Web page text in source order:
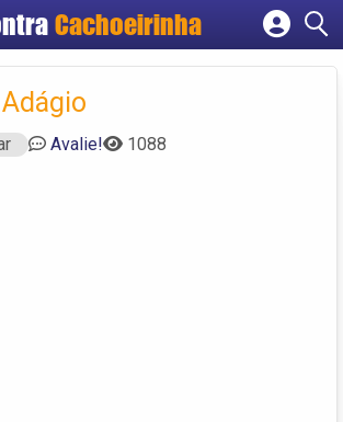
Cachoeirinha
Cadastrar empresa
Criar conta
Avalie! 1088